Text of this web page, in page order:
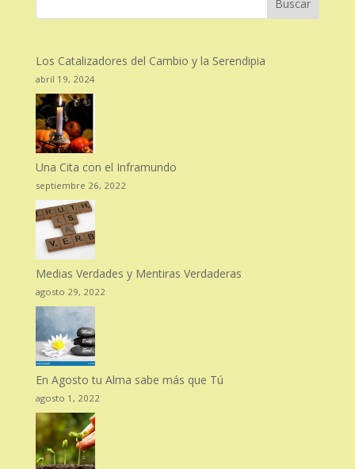
Los Catalizadores del Cambio y la Serendipia
abril 19, 2024
Una Cita con el Inframundo
septiembre 26, 2022
Medias Verdades y Mentiras Verdaderas
agosto 29, 2022
En Agosto tu Alma sabe más que Tú
agosto 1, 2022